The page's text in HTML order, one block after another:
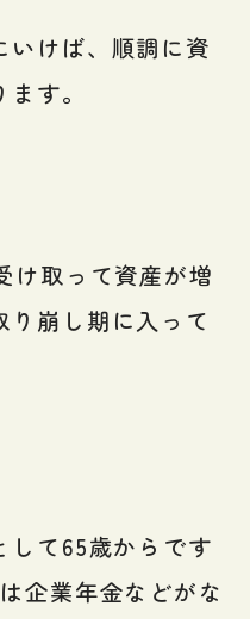
いけば、順調に資
す。
け取って資産が増
崩し期に入って
て65歳からです
企業年金などがな